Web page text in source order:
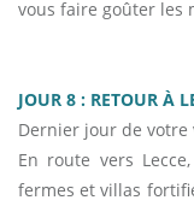
vous faire goûter les
JOUR 8 : RETOUR À
Dernier jour de votre
En route vers
fermes et villas